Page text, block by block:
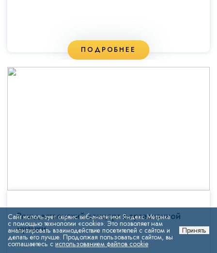
ПОДРОБНЕЕ
Рождественский концерт фортепианной
музыки
Сайт использует сервис веб-аналитики Яндекс Метрика
с помощью технологии «cookie». Это позволяет нам
анализировать взаимодействие посетителей с сайтом и
делать его лучше. Продолжая пользоваться сайтом, вы
соглашаетесь сиспользованием файлов cookie
Принять